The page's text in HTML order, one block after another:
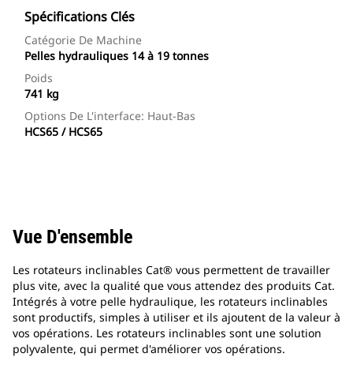
Spécifications Clés
Catégorie De Machine
Pelles hydrauliques 14 à 19 tonnes
Poids
741 kg
Options De L'interface: Haut-Bas
HCS65 / HCS65
Vue D'ensemble
Les rotateurs inclinables Cat® vous permettent de travailler
plus vite, avec la qualité que vous attendez des produits Cat.
Intégrés à votre pelle hydraulique, les rotateurs inclinables
sont productifs, simples à utiliser et ils ajoutent de la valeur à
vos opérations. Les rotateurs inclinables sont une solution
polyvalente, qui permet d'améliorer vos opérations.